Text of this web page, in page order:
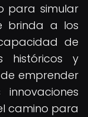
para simular
brinda a los
de
históricos y
emprender
camino para